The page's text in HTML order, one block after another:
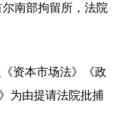
南部拘留所，法院
资本市场法》《政
为由提请法院批捕